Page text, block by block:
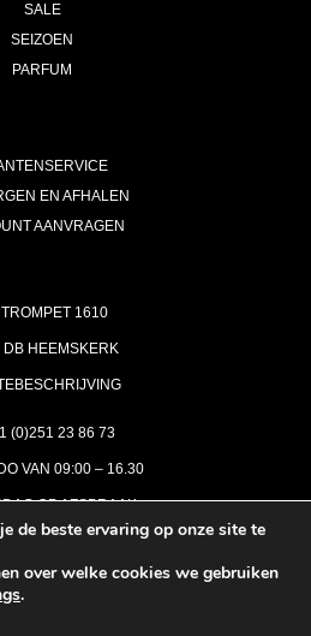
SALE
SEIZOEN
PARFUM
EN AFHALEN
AANVRAGEN
TROMPET 1610
DB HEEMSKERK
(0)251 23 86 73
VAN 09:00 – 16.30
OP AFSPRAAK
de beste ervaring op onze site te
over welke cookies we gebruiken
.